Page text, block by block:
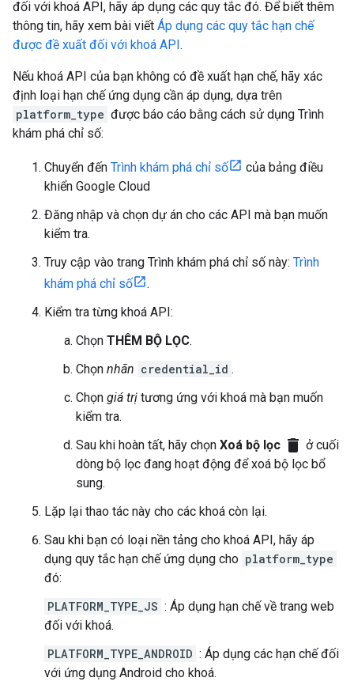
đối với khoá API, hãy áp dụng các quy tắc đó. Để biết thêm
thông tin, hãy xem bài viết Áp dụng các quy tắc hạn chế
được đề xuất đối với khoá API.
Nếu khoá API của bạn không có đề xuất hạn chế, hãy xác
định loại hạn chế ứng dụng cần áp dụng, dựa trên
platform_type được báo cáo bằng cách sử dụng Trình
khám phá chỉ số:
Chuyển đến Trình khám phá chỉ số
của bảng điều
khiển Google Cloud
Đăng nhập và chọn dự án cho các API mà bạn muốn
kiểm tra.
Truy cập vào trang Trình khám phá chỉ số này: Trình
khám phá chỉ số
.
Kiểm tra từng khoá API:
Chọn THÊM BỘ LỌC.
Chọn nhãn credential_id .
Chọn giá trị tương ứng với khoá mà bạn muốn
kiểm tra.
Sau khi hoàn tất, hãy chọn Xoá bộ lọc delete ở cuối
dòng bộ lọc đang hoạt động để xoá bộ lọc bổ
sung.
Lặp lại thao tác này cho các khoá còn lại.
Sau khi bạn có loại nền tảng cho khoá API, hãy áp
dụng quy tắc hạn chế ứng dụng cho platform_type
đó:
PLATFORM_TYPE_JS : Áp dụng hạn chế về trang web
đối với khoá.
PLATFORM_TYPE_ANDROID : Áp dụng các hạn chế đối
với ứng dụng Android cho khoá.